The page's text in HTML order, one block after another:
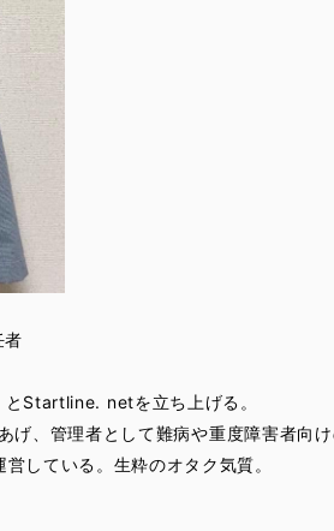
者
Startline. netを立ち上げる。
、管理者として難病や重度障害者向
している。生粋のオタク気質。